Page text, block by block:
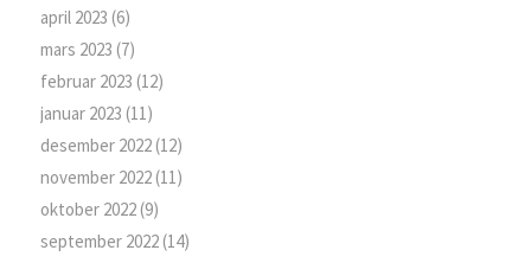
april 2023 (6)
mars 2023 (7)
februar 2023 (12)
januar 2023 (11)
desember 2022(12)
november 2022(11)
oktober 2022(9)
september 2022(14)